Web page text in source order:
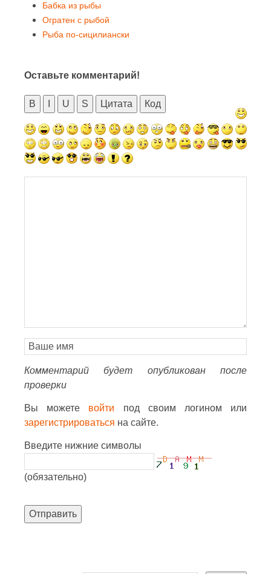
Бабка из рыбы
Огратен с рыбой
Рыба по-сицилиански
Оставьте комментарий!
B U S Цитата Код
Комментарий будет опубликован после
проверки
Вы можете войти под своим логином или
зарегистрироваться на сайте.
Введите нижние символы
(обязательно)
Отправить